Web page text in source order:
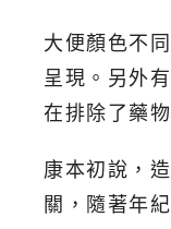
大便顏色不
呈現。另外
在排除了藥
康本初說，
關，隨著年